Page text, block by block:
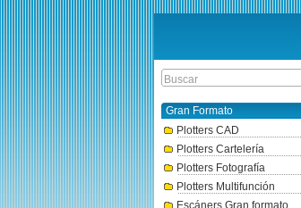
Gran Formato
Plotters CAD
Plotters Cartelería
Plotters Fotografía
Plotters Multifunción
Escáners Gran formato